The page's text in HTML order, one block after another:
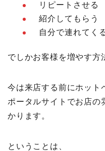
リピートさせる
紹介してもらう
自分で連れてく
でしかお客様を増やす方
今は来店する前にホット
ポータルサイトでお店の
かります。
ということは、